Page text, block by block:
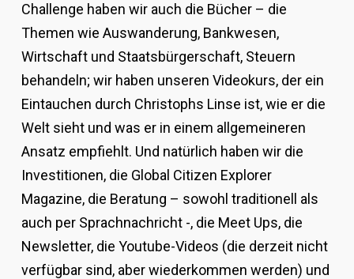
Challenge haben wir auch die Bücher – die
Themen wie Auswanderung, Bankwesen,
Wirtschaft und Staatsbürgerschaft, Steuern
behandeln; wir haben unseren Videokurs, der ein
Eintauchen durch Christophs Linse ist, wie er die
Welt sieht und was er in einem allgemeineren
Ansatz empfiehlt. Und natürlich haben wir die
Investitionen, die Global Citizen Explorer
Magazine, die Beratung – sowohl traditionell als
auch per Sprachnachricht -, die Meet Ups, die
Newsletter, die Youtube-Videos (die derzeit nicht
verfügbar sind, aber wiederkommen werden) und